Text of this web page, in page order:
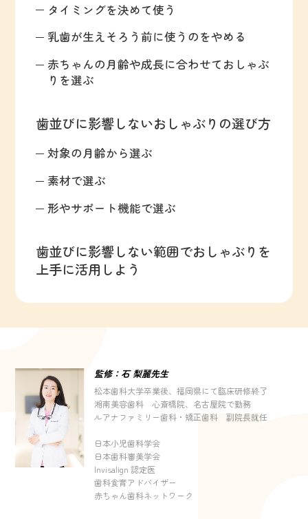
タイミングを決めて使う
乳歯が生えそろう前に使うのをやめる
赤ちゃんの月齢や成長に合わせておしゃぶ
りを選ぶ
歯並びに影響しないおしゃぶりの選び方
対象の月齢から選ぶ
素材で選ぶ
形やサポート機能で選ぶ
歯並びに影響しない範囲でおしゃぶりを
上手に活用しよう
監修：石 梨麗先生
松本歯科大学卒業後、福岡県にて臨床研修終了
湘南美容歯科 心斎橋院、名古屋院で勤務
ルアナファミリー歯科・矯正歯科 副院長就任
日本小児歯科学会
日本歯科審美学会
Invisalign 認定医
歯科食育アドバイザー
赤ちゃん歯科ネットワーク